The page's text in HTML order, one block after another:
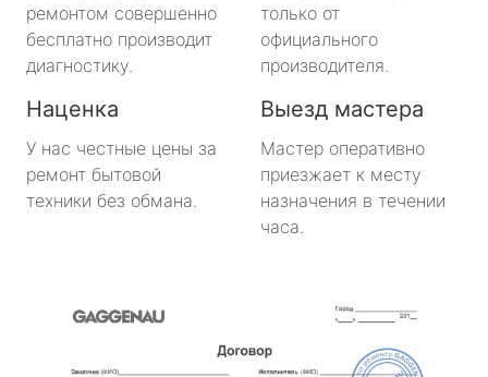
ремонтом совершенно
бесплатно производит
диагностику.
только от
официального
производителя.
Наценка
У нас честные цены за
ремонт бытовой
техники без обмана.
Выезд мастера
Мастер оперативно
приезжает к месту
назначения в течении
часа.